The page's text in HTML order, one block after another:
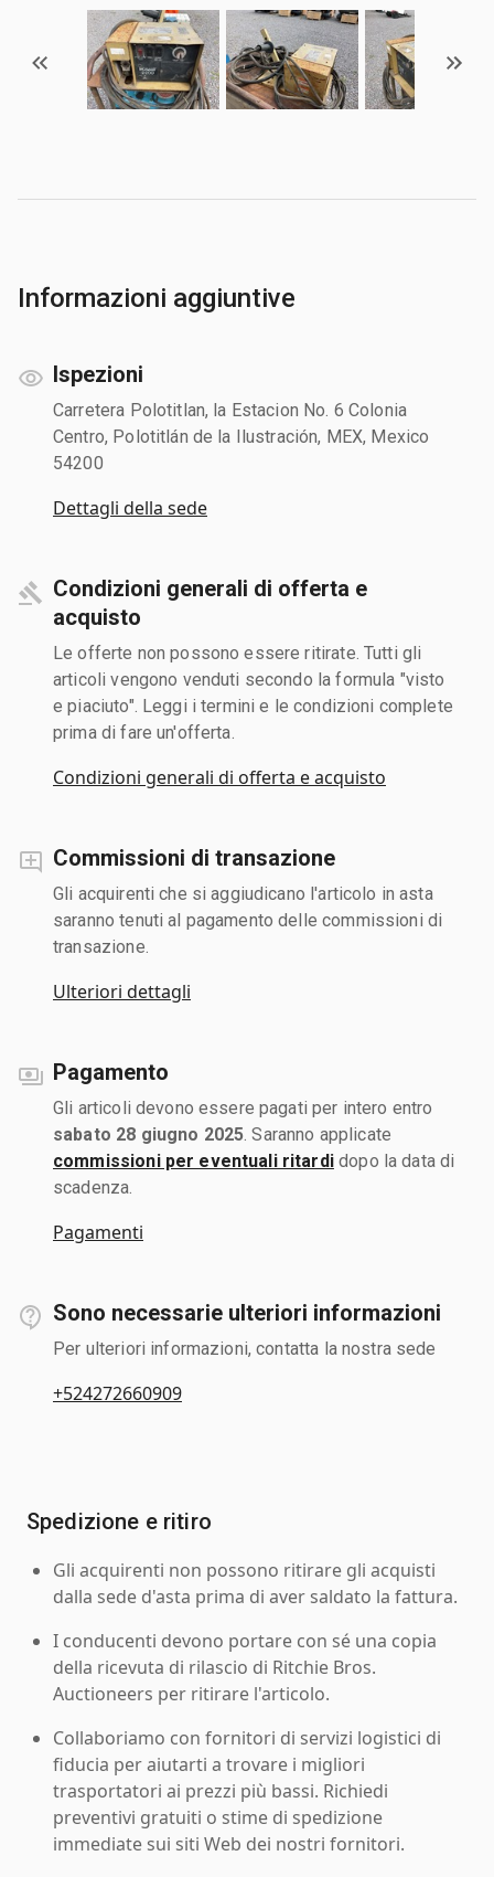
Informazioni aggiuntive
Ispezioni
Carretera Polotitlan, la Estacion No. 6 Colonia
Centro, Polotitlán de la Ilustración, MEX, Mexico
54200
Dettagli della sede
Condizioni generali di offerta e
acquisto
Le offerte non possono essere ritirate. Tutti gli
articoli vengono venduti secondo la formula "visto
e piaciuto". Leggi i termini e le condizioni complete
prima di fare un'offerta.
Condizioni generali di offerta e acquisto
Commissioni di transazione
Gli acquirenti che si aggiudicano l'articolo in asta
saranno tenuti al pagamento delle commissioni di
transazione.
Ulteriori dettagli
Pagamento
Gli articoli devono essere pagati per intero entro
sabato 28 giugno 2025 . Saranno applicate
commissioni per eventuali ritardidopo la data di
scadenza.
Pagamenti
Sono necessarie ulteriori informazioni
Per ulteriori informazioni, contatta la nostra sede
+524272660909
Spedizione e ritiro
Gli acquirenti non possono ritirare gli acquisti
dalla sede d'asta prima di aver saldato la fattura.
I conducenti devono portare con sé una copia
della ricevuta di rilascio di Ritchie Bros.
Auctioneers per ritirare l'articolo.
Collaboriamo con fornitori di servizi logistici di
fiducia per aiutarti a trovare i migliori
trasportatori ai prezzi più bassi. Richiedi
preventivi gratuiti o stime di spedizione
immediate sui siti Web dei nostri fornitori.